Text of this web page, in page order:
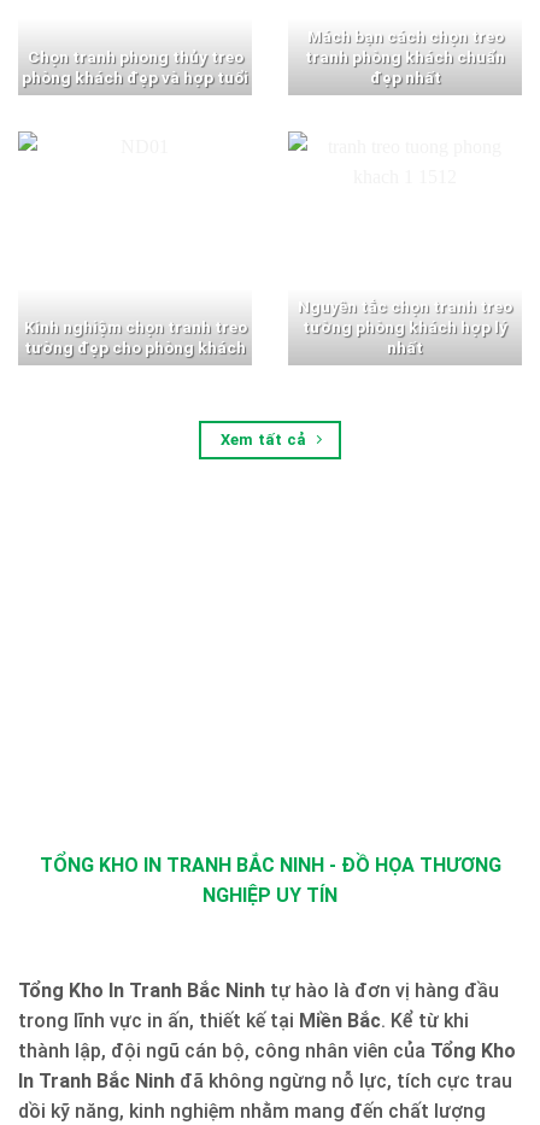
Chọn tranh phong thủy treo
phòng khách đẹp và hợp tuổi
Mách bạn cách chọn treo
tranh phòng khách chuẩn
đẹp nhất
Kinh nghiệm chọn tranh treo
tường đẹp cho phòng khách
Nguyên tắc chọn tranh treo
tường phòng khách hợp lý
nhất
Xem tất cả
TỔNG KHO IN TRANH BẮC NINH - ĐỒ HỌA THƯƠNG
NGHIỆP UY TÍN
Tổng Kho In Tranh Bắc Ninh tự hào là đơn vị hàng đầu
trong lĩnh vực in ấn, thiết kế tại Miền Bắc. Kể từ khi
thành lập, đội ngũ cán bộ, công nhân viên của Tổng Kho
In Tranh Bắc Ninh đã không ngừng nỗ lực, tích cực trau
dồi kỹ năng, kinh nghiệm nhằm mang đến chất lượng